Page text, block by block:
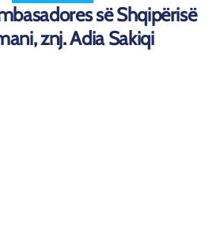
së Shqipërisë
znj. Adia Sakiqi